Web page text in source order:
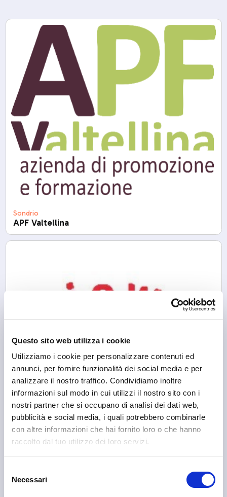
Questo sito web utilizza i cookie
Utilizziamo i cookie per personalizzare contenuti ed
annunci, per fornire funzionalità dei social media e per
analizzare il nostro traffico. Condividiamo inoltre
informazioni sul modo in cui utilizzi il nostro sito con i
nostri partner che si occupano di analisi dei dati web,
pubblicità e social media, i quali potrebbero combinarle
con altre informazioni che hai fornito loro o che hanno
raccolto dal tuo utilizzo dei loro servizi.
delNecessari
Sondrio
APF Valtellina
Associazione Culturale Views